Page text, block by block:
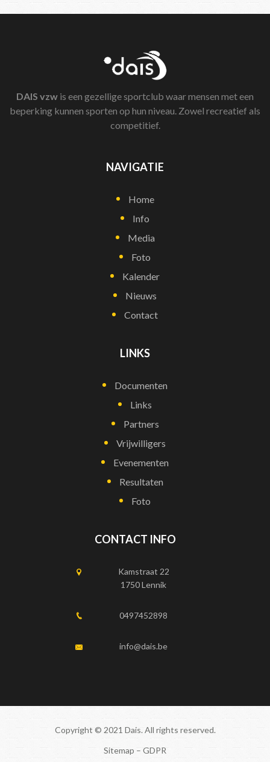
DAIS vzw is een gezellige sportclub waar mensen met een
beperking kunnen sporten op hun niveau. Zowel recreatief als
competitief.
NAVIGATIE
Home
Info
Media
Foto
Kalender
Nieuws
Contact
LINKS
Documenten
Links
Partners
Vrijwilligers
Evenementen
Resultaten
Foto
CONTACT INFO
Kamstraat 22
1750 Lennik
0497452898
info@dais.be
Copyright © 2021 Dais. All rights reserved.
Sitemap – GDPR